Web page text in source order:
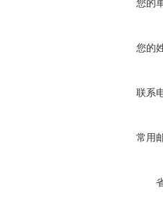
您的
您的
联系
常用